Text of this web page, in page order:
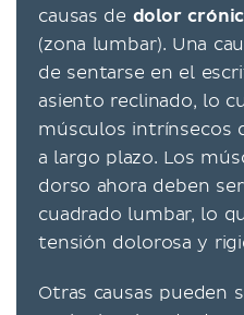
causas de dolor
(zona lumbar). Una
de sentarse en el
asiento reclinado, lo
músculos intrínsecos
a largo plazo. Los
dorso ahora deben
cuadrado lumbar, lo
tensión dolorosa y
Otras causas pueden